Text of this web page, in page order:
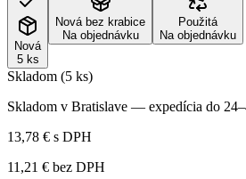
Nová
5 ks
Nová bez krabice
Na objednávku
Použitá
Na objednávku
Skladom (5 ks)
Skladom v Bratislave — expedícia do
13,78 € s DPH
11,21 € bez DPH